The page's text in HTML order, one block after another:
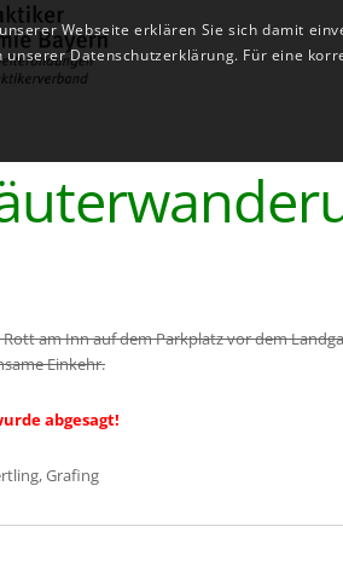
am Inn auf dem Parkplatz vor dem
Einkehr.
abgesagt!
Grafing
Webseite erklären Sie sich damit
unserer Datenschutzerklärung. Für eine